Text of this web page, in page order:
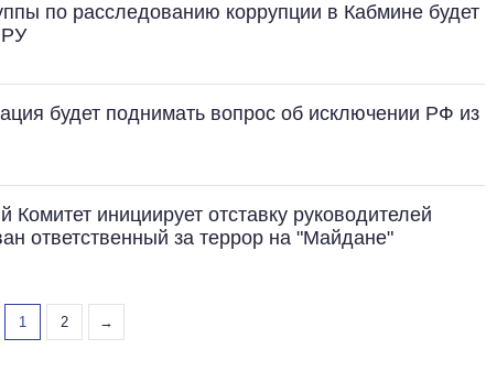
по расследованию коррупции в Кабмине будет
будет поднимать вопрос об исключении РФ из
инициирует отставку руководителей
ответственный за террор на "Майдане"
1 2 →